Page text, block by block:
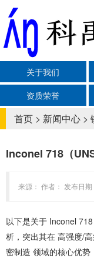
关于我们
资质荣誉
首页 > 新闻中心 >
Inconel 718（
来源： 作者： 发布日
以下是关于 ‌Inconel
析，突出其在 ‌高强度/
密制造‌ 领域的核心优势